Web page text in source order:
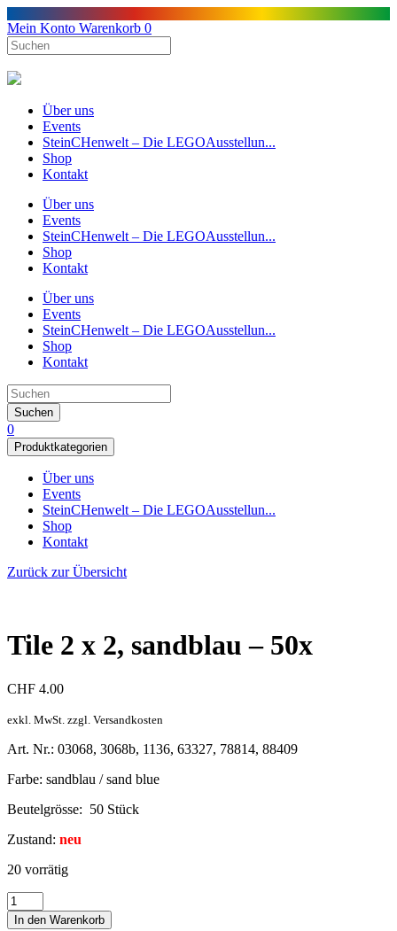
Mein Konto Warenkorb 0
Über uns
Events
SteinCHenwelt – Die LEGOAusstellun...
Shop
Kontakt
Über uns
Events
SteinCHenwelt – Die LEGOAusstellun...
Shop
Kontakt
Über uns
Events
SteinCHenwelt – Die LEGOAusstellun...
Shop
Kontakt
Suchen
0
Produktkategorien
Über uns
Events
SteinCHenwelt – Die LEGOAusstellun...
Shop
Kontakt
Zurück zur Übersicht
Tile 2 x 2, sandblau – 50x
CHF 4.00
exkl. MwSt. zzgl. Versandkosten
Art. Nr.: 03068, 3068b, 1136, 63327, 78814, 88409
Farbe: sandblau / sand blue
Beutelgrösse: 50 Stück
Zustand: neu
20 vorrätig
In den Warenkorb